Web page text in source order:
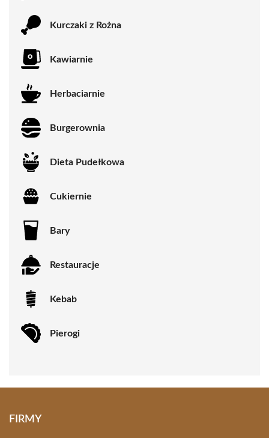
Kurczaki z Rożna
Kawiarnie
Herbaciarnie
Burgerownia
Dieta Pudełkowa
Cukiernie
Bary
Restauracje
Kebab
Pierogi
FIRMY